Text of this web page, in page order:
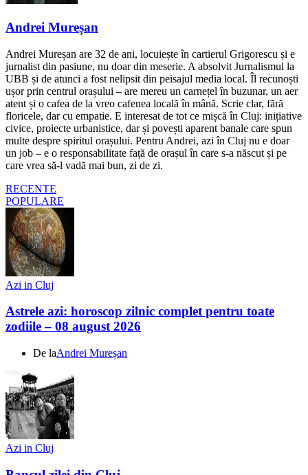
Andrei Mureșan
Andrei Mureșan are 32 de ani, locuiește în cartierul Grigorescu și e
jurnalist din pasiune, nu doar din meserie. A absolvit Jurnalismul la
UBB și de atunci a fost nelipsit din peisajul media local. Îl recunoști
ușor prin centrul orașului – are mereu un carnețel în buzunar, un aer
atent și o cafea de la vreo cafenea locală în mână. Scrie clar, fără
floricele, dar cu empatie. E interesat de tot ce mișcă în Cluj: inițiative
civice, proiecte urbanistice, dar și povești aparent banale care spun
multe despre spiritul orașului. Pentru Andrei, azi în Cluj nu e doar
un job – e o responsabilitate față de orașul în care s-a născut și pe
care vrea să-l vadă mai bun, zi de zi.
RECENTE
POPULARE
Azi in Cluj
Astrele azi: horoscop zilnic complet pentru toate
zodiile – 08 august 2026
De laAndrei Mureșan
Azi in Cluj